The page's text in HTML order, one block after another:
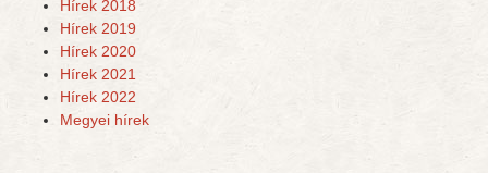
Hírek 2018
Hírek 2019
Hírek 2020
Hírek 2021
Hírek 2022
Megyei hírek